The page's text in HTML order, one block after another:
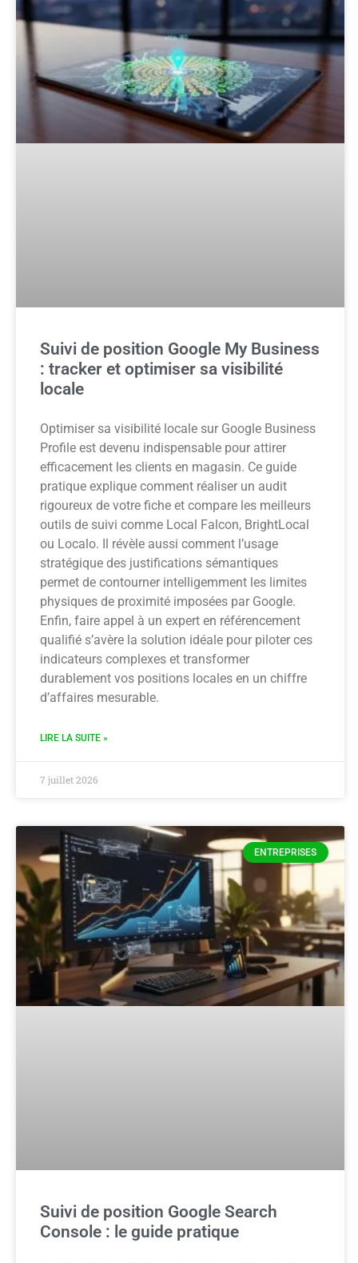
Suivi de position Google My Business
: tracker et optimiser sa visibilité
locale
Optimiser sa visibilité locale sur Google Business
Profile est devenu indispensable pour attirer
efficacement les clients en magasin. Ce guide
pratique explique comment réaliser un audit
rigoureux de votre fiche et compare les meilleurs
outils de suivi comme Local Falcon, BrightLocal
ou Localo. Il révèle aussi comment l’usage
stratégique des justifications sémantiques
permet de contourner intelligemment les limites
physiques de proximité imposées par Google.
Enfin, faire appel à un expert en référencement
qualifié s’avère la solution idéale pour piloter ces
indicateurs complexes et transformer
durablement vos positions locales en un chiffre
d’affaires mesurable.
LIRE LA SUITE »
7 juillet 2026
ENTREPRISES
Suivi de position Google Search
Console : le guide pratique